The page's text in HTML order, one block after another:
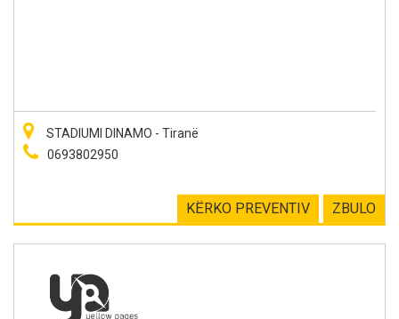
STADIUMI DINAMO - Tiranë
0693802950
ZBULO
KËRKO PREVENTIV